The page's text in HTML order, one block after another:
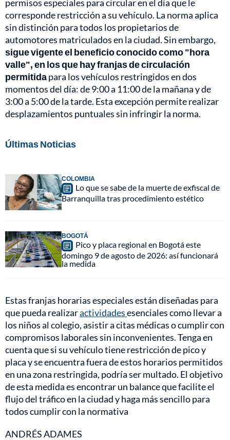
permisos especiales para circular en el día que le
corresponde restricción a su vehículo. La norma aplica
sin distinción para todos los propietarios de
automotores matriculados en la ciudad. Sin embargo,
sigue vigente el beneficio conocido como "hora
valle", en los que hay franjas de circulación
permitidapara los vehículos restringidos en dos
momentos del día: de 9:00 a 11:00 de la mañana y de
3:00 a 5:00 de la tarde. Esta excepción permite realizar
desplazamientos puntuales sin infringir la norma.
Últimas Noticias
COLOMBIA
Lo que se sabe de la muerte de exfiscal de
Barranquilla tras procedimiento estético
BOGOTÁ
Pico y placa regional en Bogotá este
domingo 9 de agosto de 2026: así funcionará
la medida
Estas franjas horarias especiales están diseñadas para
que pueda realizaractividadesesenciales como llevar a
los niños al colegio, asistir a citas médicas o cumplir con
compromisos laborales sin inconvenientes. Tenga en
cuenta que si su vehículo tiene restricción de pico y
placa y se encuentra fuera de estos horarios permitidos
en una zona restringida, podría ser multado. El objetivo
de esta medida es encontrar un balance que facilite el
flujo del tráfico en la ciudad y haga más sencillo para
todos cumplir con la normativa
ANDRÉS ADAMES